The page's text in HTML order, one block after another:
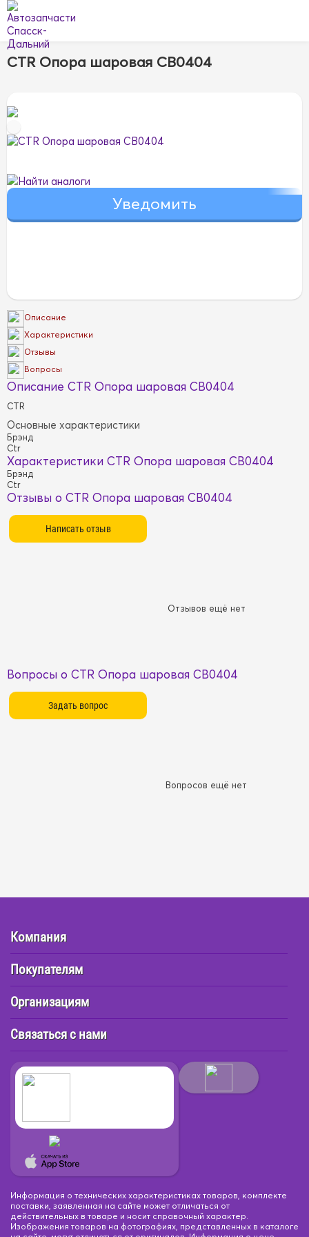
CTR Опора шаровая CB0404
Найти аналоги
Описание
Характеристики
Отзывы
Вопросы
Описание CTR Опора шаровая CB0404
CTR
Основные характеристики
Брэнд
Ctr
Характеристики CTR Опора шаровая CB0404
Брэнд
Ctr
Отзывы о CTR Опора шаровая CB0404
Отзывов ещё нет
Вопросы о CTR Опора шаровая CB0404
Вопросов ещё нет
Компания
Покупателям
Организациям
Связаться с нами
Информация о технических характеристиках товаров, комплекте
поставки, заявленная на сайте может отличаться от
действительных в товаре и носит справочный характер.
Изображения товаров на фотографиях, представленных в каталоге